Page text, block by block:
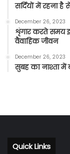
सर्दियों में रहना
December 26, 2023
शृंगार करते समय
वैवाहिक जीवन
December 26, 2023
सुबह का नाश्ता में
Quick Links